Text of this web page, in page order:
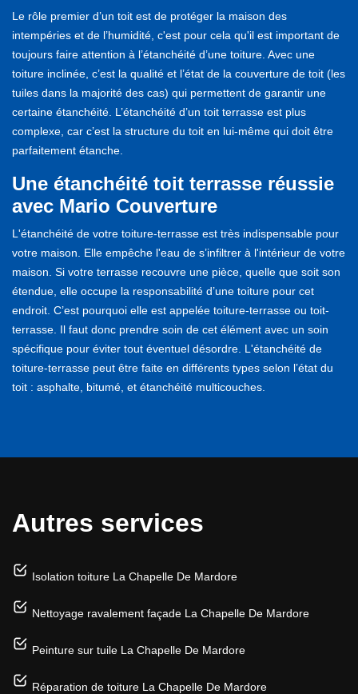
Le rôle premier d’un toit est de protéger la maison des
intempéries et de l’humidité, c'est pour cela qu'il est important de
toujours faire attention à l’étanchéité d’une toiture. Avec une
toiture inclinée, c’est la qualité et l’état de la couverture de toit (les
tuiles dans la majorité des cas) qui permettent de garantir une
certaine étanchéité. L’étanchéité d’un toit terrasse est plus
complexe, car c’est la structure du toit en lui-même qui doit être
parfaitement étanche.
Une étanchéité toit terrasse réussie
avec Mario Couverture
L'étanchéité de votre toiture-terrasse est très indispensable pour
votre maison. Elle empêche l'eau de s’infiltrer à l'intérieur de votre
maison. Si votre terrasse recouvre une pièce, quelle que soit son
étendue, elle occupe la responsabilité d’une toiture pour cet
endroit. C’est pourquoi elle est appelée toiture-terrasse ou toit-
terrasse. Il faut donc prendre soin de cet élément avec un soin
spécifique pour éviter tout éventuel désordre. L'étanchéité de
toiture-terrasse peut être faite en différents types selon l’état du
toit : asphalte, bitumé, et étanchéité multicouches.
Autres services
Isolation toiture La Chapelle De Mardore
Nettoyage ravalement façade La Chapelle De Mardore
Peinture sur tuile La Chapelle De Mardore
Réparation de toiture La Chapelle De Mardore